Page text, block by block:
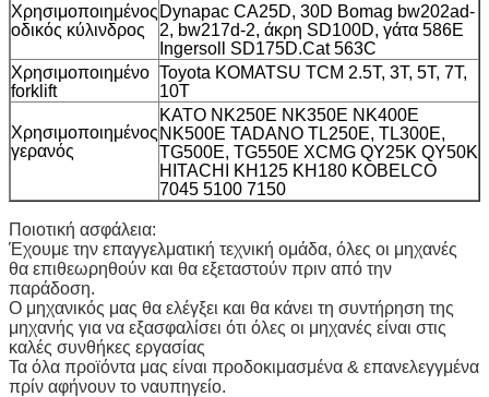
Χρησιμοποιημένος
οδικός κύλινδρος
Dynapac CA25D, 30D Bomag bw202ad-
2, bw217d-2, άκρη SD100D, γάτα 586E
Ingersoll SD175D.Cat 563C
Χρησιμοποιημένο
forklift
Toyota KOMATSU TCM 2.5T, 3T, 5T, 7T,
10T
Χρησιμοποιημένος
γερανός
KATO NK250E NK350E NK400E
NK500E TADANO TL250E, TL300E,
TG500E, TG550E XCMG QY25K QY50K
HITACHI KH125 KH180 KOBELCO
7045 5100 7150
Ποιοτική ασφάλεια:
Έχουμε την επαγγελματική τεχνική ομάδα, όλες οι μηχανές
θα επιθεωρηθούν και θα εξεταστούν πριν από την
παράδοση.
Ο μηχανικός μας θα ελέγξει και θα κάνει τη συντήρηση της
μηχανής για να εξασφαλίσει ότι όλες οι μηχανές είναι στις
καλές συνθήκες εργασίας
Τα όλα προϊόντα μας είναι προδοκιμασμένα & επανελεγγμένα
πρίν αφήνουν το ναυπηγείο.